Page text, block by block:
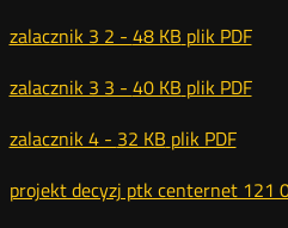
zalacznik 3 2 - 48 KB plik PDF
zalacznik 3 3 - 40 KB plik PDF
zalacznik 4 - 32 KB plik PDF
projekt decyzj ptk centernet 121